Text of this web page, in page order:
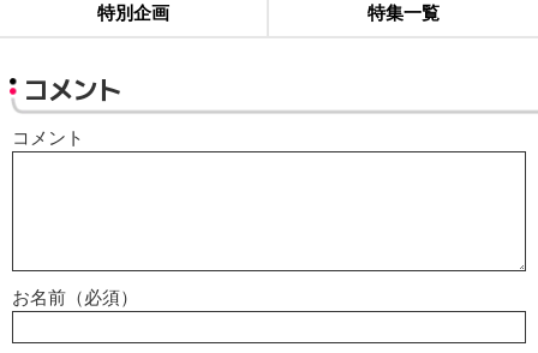
特別企画 特集一覧
コメント
コメント
お名前（必須）